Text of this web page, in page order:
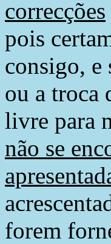
correcções
pois
consigo, e
ou a troca
livre para
não se
forem